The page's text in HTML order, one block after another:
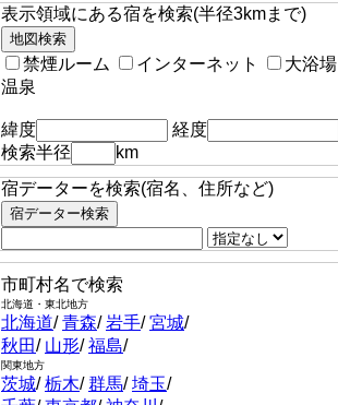
表示領域にある宿を検索(半径3kmまで)
禁煙ルーム インターネット
大浴場
温泉
緯度
経度
検索半径
km
宿データーを検索(宿名、住所など)
市町村名で検索
北海道・東北地方
北海道/青森/岩手/宮城/
秋田/ 山形/福島/
関東地方
茨城/栃木/群馬/埼玉/